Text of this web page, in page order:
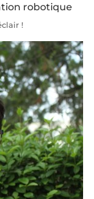
robotique
!